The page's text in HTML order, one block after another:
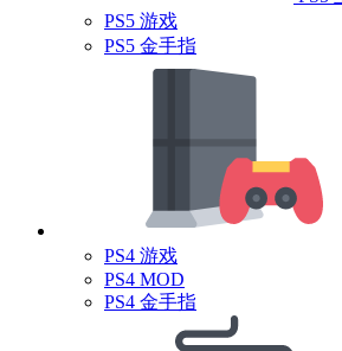
PS5 游戏
PS5 金手指
PS4 游戏
PS4 MOD
PS4 金手指